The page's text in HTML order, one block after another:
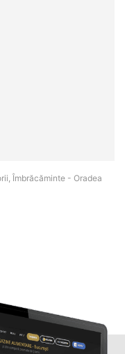
Îmbrăcăminte - Oradea